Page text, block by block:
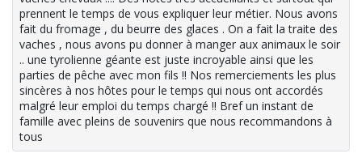
prennent le temps de vous expliquer leur métier. Nous avons
fait du fromage , du beurre des glaces . On a fait la traite des
vaches , nous avons pu donner à manger aux animaux le soir
.. une tyrolienne géante est juste incroyable ainsi que les
parties de pêche avec mon fils !! Nos remerciements les plus
sincères à nos hôtes pour le temps qui nous ont accordés
malgré leur emploi du temps chargé !! Bref un instant de
famille avec pleins de souvenirs que nous recommandons à
tous